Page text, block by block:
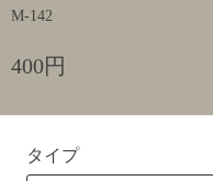
M-142
400円
タイプ